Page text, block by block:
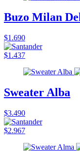
Buzo Milan
$1.690
$1.437
Sweater Alba
$3.490
$2.967